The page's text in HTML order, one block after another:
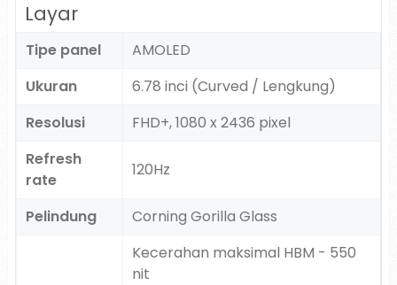
Layar
Tipe panel
AMOLED
Ukuran
6.78 inci (Curved / Lengkung)
Resolusi
FHD+, 1080 x 2436 pixel
Refresh
rate
120Hz
Pelindung Corning Gorilla Glass
Kecerahan maksimal HBM - 550
nit